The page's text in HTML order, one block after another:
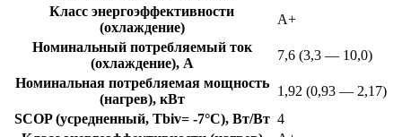
Класс энергоэффективности
(охлаждение)
А+
Номинальный потребляемый ток
(охлаждение), А
7,6 (3,3 — 10,0)
Номинальная потребляемая мощность
(нагрев), кВт
1,92 (0,93 — 2,17)
SCOP (усредненный, Tbiv= -7°C), Вт/Вт 4